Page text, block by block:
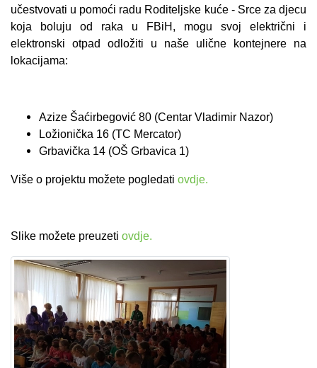
učestvovati u pomoći radu Roditeljske kuće - Srce za djecu
koja boluju od raka u FBiH, mogu svoj električni i
elektronski otpad odložiti u naše ulične kontejnere na
lokacijama:
Azize Šaćirbegović 80 (Centar Vladimir Nazor)
Ložionička 16 (TC Mercator)
Grbavička 14 (OŠ Grbavica 1)
Više o projektu možete pogledati ovdje.
Slike možete preuzeti ovdje.